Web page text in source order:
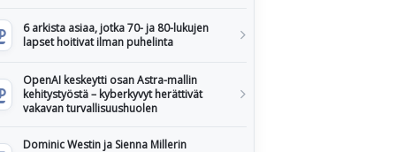
6 arkista asiaa, jotka 70- ja 80-lukujen
lapset hoitivat ilman puhelinta
OpenAI keskeytti osan Astra-mallin
kehitystyöstä – kyberkyvyt herättivät
vakavan turvallisuushuolen
Dominic Westin ja Sienna Millerin